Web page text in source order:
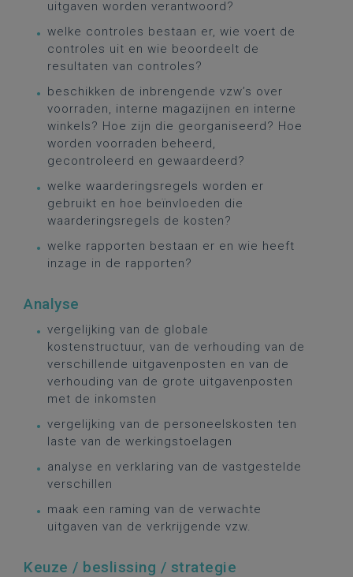
uitgaven worden verantwoord?
welke controles bestaan er, wie voert de
controles uit en wie beoordeelt de
resultaten van controles?
beschikken de inbrengende vzw’s over
voorraden, interne magazijnen en interne
winkels? Hoe zijn die georganiseerd? Hoe
worden voorraden beheerd,
gecontroleerd en gewaardeerd?
welke waarderingsregels worden er
gebruikt en hoe beïnvloeden die
waarderingsregels de kosten?
welke rapporten bestaan er en wie heeft
inzage in de rapporten?
Analyse
vergelijking van de globale
kostenstructuur, van de verhouding van de
verschillende uitgavenposten en van de
verhouding van de grote uitgavenposten
met de inkomsten
vergelijking van de personeelskosten ten
laste van de werkingstoelagen
analyse en verklaring van de vastgestelde
verschillen
maak een raming van de verwachte
uitgaven van de verkrijgende vzw.
Keuze / beslissing / strategie